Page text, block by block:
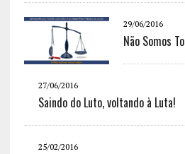
29/06/2016
Não Somos
27/06/2016
Saindo do Luto, voltando à Luta!
25/02/2016